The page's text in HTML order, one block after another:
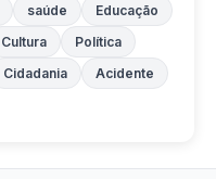
saúde
Educação
Cultura
Política
Cidadania
Acidente